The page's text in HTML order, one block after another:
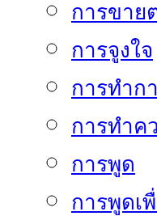
การขาย
การจูงใจ
การทำก
การทำค
การพูด
การพูดเ